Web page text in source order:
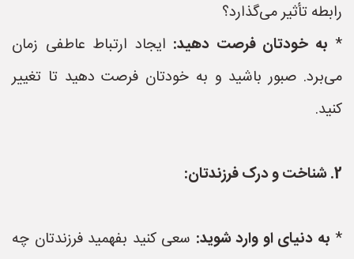
رابطه تأثیر می‌گذارد؟
* به خودتان فرصت دهید: ایجاد ارتباط عاطفی زمان
می‌برد. صبور باشید و به خودتان فرصت دهید تا تغییر
کنید.
2. شناخت و درک فرزندتان:
* به دنیای او وارد شوید: سعی کنید بفهمید فرزندتان چه